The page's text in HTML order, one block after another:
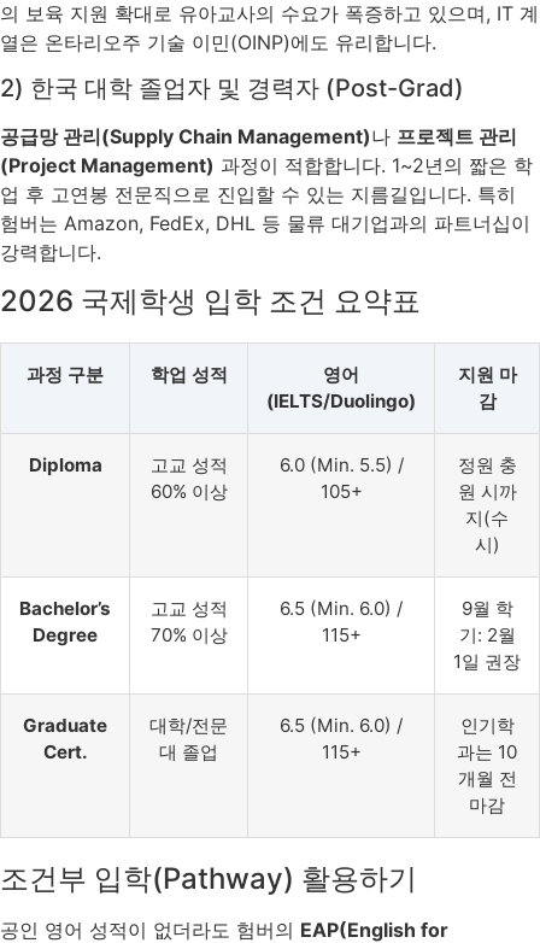
의 보육 지원 확대로 유아교사의 수요가 폭증하고 있으며, IT 계
열은 온타리오주 기술 이민(OINP)에도 유리합니다.
2) 한국 대학 졸업자 및 경력자 (Post-Grad)
공급망 관리(Supply Chain Management)나 프로젝트 관리
(Project Management) 과정이 적합합니다. 1~2년의 짧은 학
업 후 고연봉 전문직으로 진입할 수 있는 지름길입니다. 특히
험버는 Amazon, FedEx, DHL 등 물류 대기업과의 파트너십이
강력합니다.
2026 국제학생 입학 조건 요약표
과정 구분 학업 성적
영어
(IELTS/Duolingo)
지원 마
감
Diploma
고교 성적
60% 이상
6.0 (Min. 5.5) /
105+
정원 충
원 시까
지(수
시)
Bachelor’s
Degree
고교 성적
70% 이상
6.5 (Min. 6.0) /
115+
9월 학
기: 2월
1일 권장
Graduate
Cert.
대학/전문
대 졸업
6.5 (Min. 6.0) /
115+
인기학
과는 10
개월 전
마감
조건부 입학(Pathway) 활용하기
공인 영어 성적이 없더라도 험버의 EAP(English for